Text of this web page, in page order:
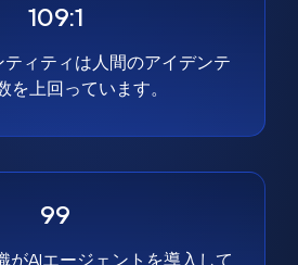
109:1
ティティは人間のアイデンテ
を上回っています。
99
がAIエージェントを導入して